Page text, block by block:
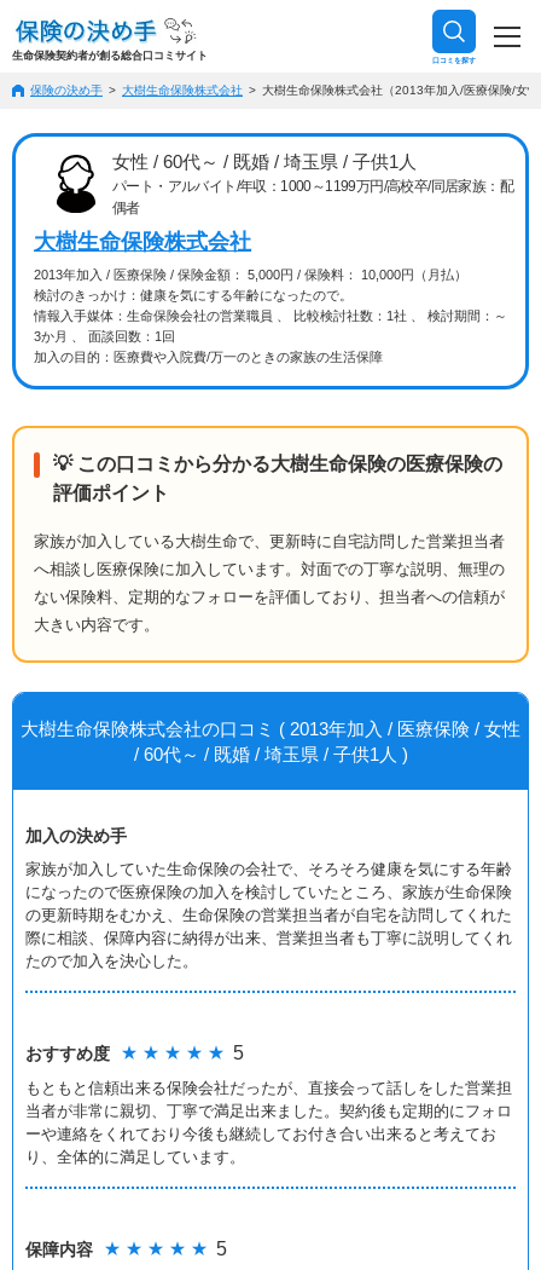
生命保険契約者が創る総合口コミサイト 口コミを探す
保険の決め手 大樹生命保険株式会社 大樹生命保険株式会社（2013年加入/医療保険/女
女性 / 60代～ / 既婚 / 埼玉県 / 子供1人
パート・アルバイト/年収：1000～1199万円/高校卒/同居家族：配
偶者
大樹生命保険株式会社
2013年加入 / 医療保険 / 保険金額： 5,000円 / 保険料： 10,000円（月払）
検討のきっかけ：健康を気にする年齢になったので。
情報入手媒体：生命保険会社の営業職員 、 比較検討社数：1社 、 検討期間：～
3か月 、 面談回数：1回
加入の目的：医療費や入院費/万一のときの家族の生活保障
💡 この口コミから分かる大樹生命保険の医療保険の
評価ポイント
家族が加入している大樹生命で、更新時に自宅訪問した営業担当者
へ相談し医療保険に加入しています。対面での丁寧な説明、無理の
ない保険料、定期的なフォローを評価しており、担当者への信頼が
大きい内容です。
大樹生命保険株式会社の口コミ ( 2013年加入 / 医療保険 / 女性
/ 60代～ / 既婚 / 埼玉県 / 子供1人 )
加入の決め手
家族が加入していた生命保険の会社で、そろそろ健康を気にする年齢
になったので医療保険の加入を検討していたところ、家族が生命保険
の更新時期をむかえ、生命保険の営業担当者が自宅を訪問してくれた
際に相談、保障内容に納得が出来、営業担当者も丁寧に説明してくれ
たので加入を決心した。
おすすめ度 ★ ★ ★ ★ ★ 5
もともと信頼出来る保険会社だったが、直接会って話しをした営業担
当者が非常に親切、丁寧で満足出来ました。契約後も定期的にフォロ
ーや連絡をくれており今後も継続してお付き合い出来ると考えてお
り、全体的に満足しています。
保障内容 ★ ★ ★ ★ ★ 5